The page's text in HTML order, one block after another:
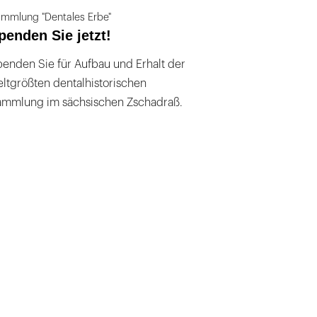
"Dentales Erbe"
Sie jetzt!
Sie für Aufbau und Erhalt der
dentalhistorischen
im sächsischen Zschadraß.